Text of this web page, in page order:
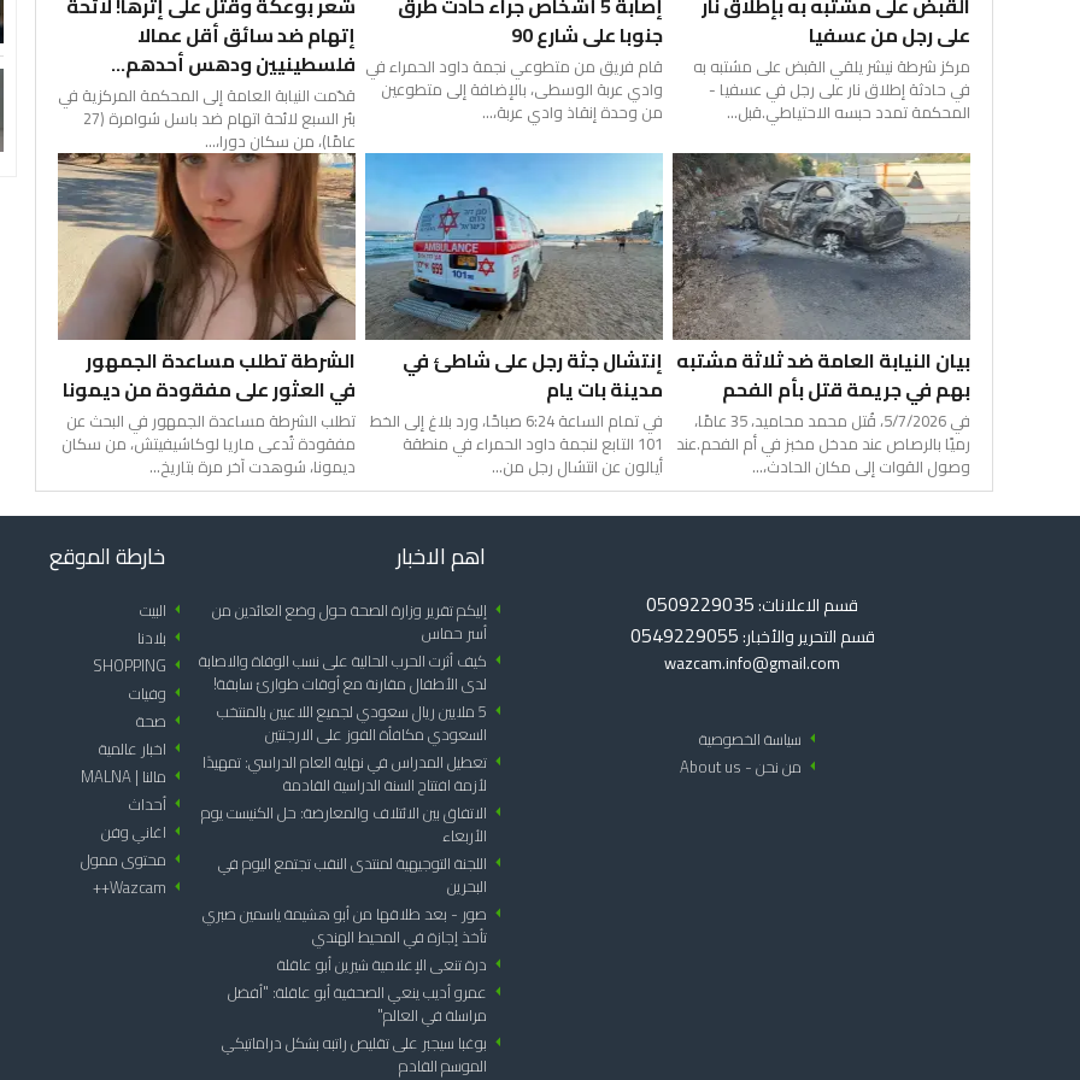
على رجل من عسفيا
مركز شرطة نيشر يلقي القبض على مشتبه به
في حادثة إطلاق نار على رجل في عسفيا -
المحكمة تمدد حبسه الاحتياطي.قبل...
جنوبا على شارع 90
قام فريق من متطوعي نجمة داود الحمراء في
وادي عربة الوسطى، بالإضافة إلى متطوعين
من وحدة إنقاذ وادي عربة،...
إتهام ضد سائق أقل عمالا
فلسطينيين ودهس أحدهم...
قدّمت النيابة العامة إلى المحكمة المركزية في
بئر السبع لائحة اتهام ضد باسل شوامرة (27
عامًا)، من سكان دورا،...
بيان النيابة العامة ضد ثلاثة مشتبه
بهم في جريمة قتل بأم الفحم
في 5/7/2026، قُتل محمد محاميد، 35 عامًا،
رميًا بالرصاص عند مدخل مخبز في أم الفحم.عند
وصول القوات إلى مكان الحادث،...
إنتشال جثة رجل على شاطئ في
مدينة بات يام
في تمام الساعة 6:24 صباحًا، ورد بلاغ إلى الخط
101 التابع لنجمة داود الحمراء في منطقة
أيالون عن انتشال رجل من...
الشرطة تطلب مساعدة الجمهور
في العثور على مفقودة من ديمونا
تطلب الشرطة مساعدة الجمهور في البحث عن
مفقودة تُدعى ماريا لوكاشيفيتش، من سكان
ديمونا، شوهدت آخر مرة بتاريخ...
قسم الاعلانات: 0509229035
قسم التحرير والأخبار: 0549229055
wazcam.info@gmail.com
arrow_left سياسة الخصوصية
arrow_left من نحن - About us
اهم الاخبار
arrow_left إليكم تقرير وزارة الصحة حول وضع العائدين من
أسر حماس
arrow_left كيف أثرت الحرب الحالية على نسب الوفاة والاصابة
لدى الأطفال مقارنة مع أوقات طوارئ سابقة!
arrow_left 5 ملايين ريال سعودي لجميع اللاعبين بالمنتخب
السعودي مكافأة الفوز على الارجنتين
arrow_left تعطيل المدراس في نهاية العام الدراسي: تمهيدًا
لأزمة افتتاح السنة الدراسية القادمة
arrow_left الاتفاق بين الائتلاف والمعارضة: حل الكنيست يوم
الأربعاء
arrow_left اللجنة التوجيهية لمنتدى النقب تجتمع اليوم في
البحرين
arrow_left صور - بعد طلاقها من أبو هشيمة ياسمين صبري
تأخذ إجازة في المحيط الهندي
arrow_left درة تنعى الإعلامية شيرين أبو عاقلة
arrow_left عمرو أديب ينعي الصحفية أبو عاقلة: "أفضل
مراسلة في العالم"
arrow_left بوغبا سيجبر على تقليص راتبه بشكل دراماتيكي
الموسم القادم
خارطة الموقع
arrow_left البيت
arrow_left بلادنا
arrow_left
SHOPPING
arrow_left وفيات
arrow_left صحة
arrow_left اخبار عالمية
arrow_left مالنا | MALNA
arrow_leftأحداث
arrow_left اغاني وفن
arrow_left محتوى ممول
arrow_left
Wazcam++